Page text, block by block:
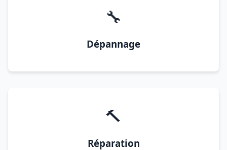
🔧
Dépannage
🔨
Réparation